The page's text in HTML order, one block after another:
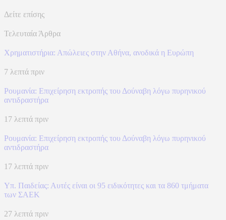
Δείτε επίσης
Τελευταία Άρθρα
Χρηματιστήρια: Απώλειες στην Αθήνα, ανοδικά η Ευρώπη
7 λεπτά πριν
Ρουμανία: Επιχείρηση εκτροπής του Δούναβη λόγω πυρηνικού
αντιδραστήρα
17 λεπτά πριν
Ρουμανία: Επιχείρηση εκτροπής του Δούναβη λόγω πυρηνικού
αντιδραστήρα
17 λεπτά πριν
Υπ. Παιδείας: Αυτές είναι οι 95 ειδικότητες και τα 860 τμήματα
των ΣΑΕΚ
27 λεπτά πριν